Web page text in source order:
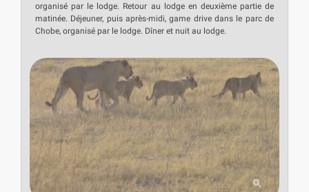
organisé par le lodge. Retour au lodge en deuxième partie de
matinée. Déjeuner, puis après-midi, game drive dans le parc de
Chobe, organisé par le lodge. Dîner et nuit au lodge.